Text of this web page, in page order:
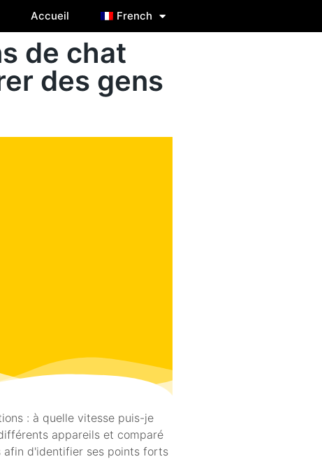
Accueil French
de chat
des gens
: à quelle vitesse puis-je
appareils et comparé
afin d'identifier ses points forts